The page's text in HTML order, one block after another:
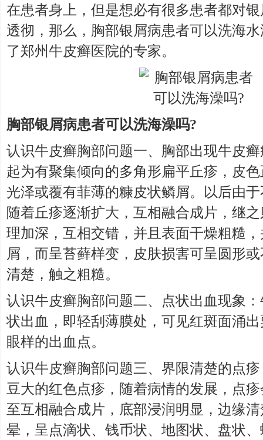
在患者身上，但是想必有很多患者都对
透彻，那么，胸部银屑病患者可以洗海
了郑州牛皮癣医院的专家。
胸部银屑病患者可以洗海澡吗?
认识牛皮癣胸部问题一、胸部出现牛皮
起为有聚集倾向的多角形扁平丘疹，皮
光泽或覆有菲薄的糠皮状鳞屑。以后由
随着丘疹逐渐扩大，互相融合成片，继
理加深，互相交错，并且表面干燥粗糙
屑，而呈苔藓样变，皮肤损害可呈圆形
清楚，触之粗糙。
认识牛皮癣胸部问题二、点状出血现象
状出血，即轻刮薄膜处，可见红斑面涌
眼样的出血点。
认识牛皮癣胸部问题三、界限清楚的点
豆大的红色点疹，随着病情的发展，点
至互相融合成片，底部浸润明显，边缘
晕，呈点滴状、钱币状、地图状、盘状